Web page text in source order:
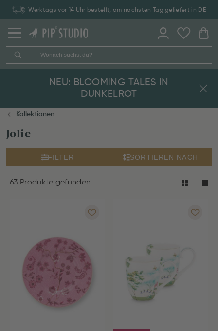
Zahlung auf Rechnung: 30 Tage Rückgaberecht
NEU: BLOOMING TALES IN
DUNKELROT
Kollektionen
Jolie
FILTER SORTIEREN NACH
63 Produkte gefunden